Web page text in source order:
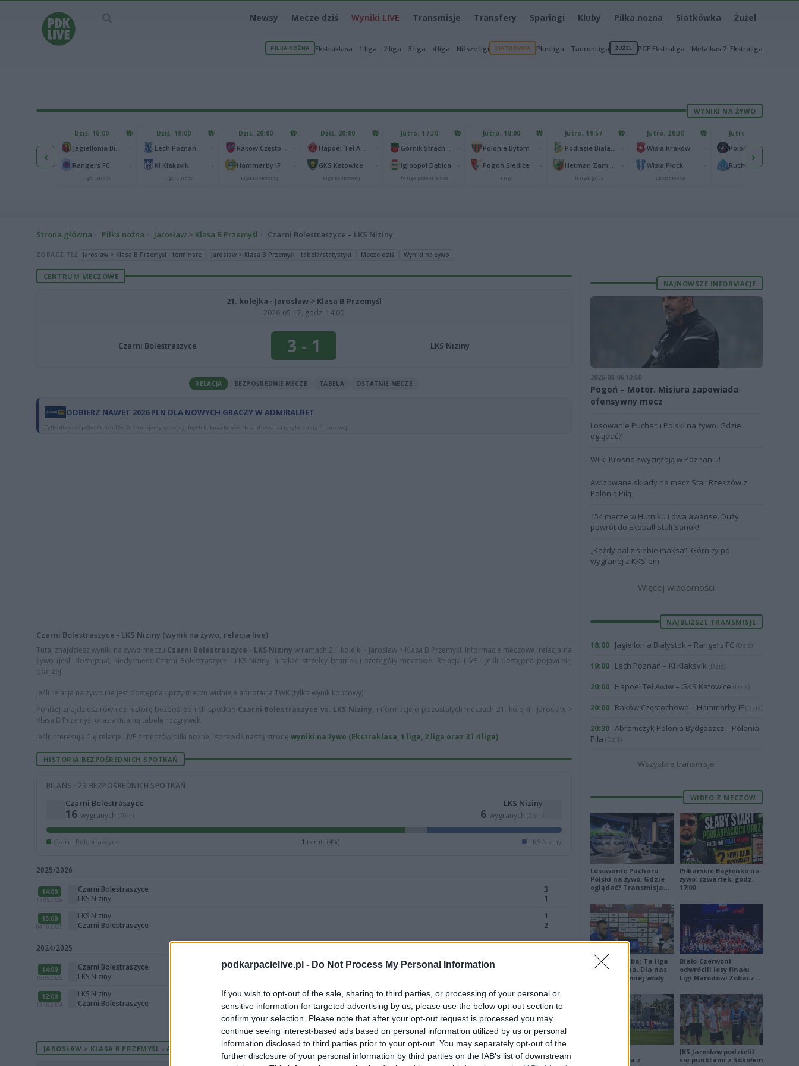
podkarpacielive.pl - Do Not Process My Personal Information
If you wish to opt-out of the sale, sharing to third parties, or processing of your personal or
sensitive information for targeted advertising by us, please use the below opt-out section to
confirm your selection. Please note that after your opt-out request is processed you may
continue seeing interest-based ads based on personal information utilized by us or personal
information disclosed to third parties prior to your opt-out. You may separately opt-out of the
further disclosure of your personal information by third parties on the IAB’s list of downstream
Newsy Mecze dziś Wyniki LIVE Transmisje Transfery Sparingi Kluby Piłka nożna Siatkówka Żużel
PIŁKA NOŻNA Ekstraklasa 1 liga 2 liga 3 liga 4 liga Niższe ligi SIATKÓWKA PlusLiga TauronLiga ŻUŻEL PGE Ekstraliga Metalkas 2. Ekstraliga
WYNIKI NA ŻYWO
‹
Ferencvaros Budapeszt 1
Zabrze 0
Dziś, 18:00
Rangers FC
Liga Europy
Dziś, 19:00
Lech Poznań
KI Klaksvik
Liga Europy
Dziś, 20:00
Hammarby IF
Liga Konferencji
Dziś, 20:00
GKS Katowice
Liga Konferencji
Jutro, 17:30
Igloopol Dębica
IV liga podkarpacka
Jutro, 18:00
Polonia Bytom
Pogoń Siedlce
I liga
Jutro, 19:57
III liga, gr. IV
Jutro, 20:30
Wisła Kraków
Wisła Płock
Ekstraklasa
Jutro, 20:30
Ruch Chorzów
›
Strona główna Piłka nożna Jarosław > Klasa B Przemyśl Czarni Bolestraszyce – LKS Niziny
ZOBACZ TEŻ Jarosław > Klasa B Przemyśl - terminarz Jarosław > Klasa B Przemyśl - tabela/statystyki Mecze dziś Wyniki na żywo
CENTRUM MECZOWE
21. kolejka - Jarosław > Klasa B Przemyśl
2026-05-17, godz. 14:00
Czarni Bolestraszyce 3 - 1 LKS Niziny
RELACJA BEZPOŚREDNIE MECZE TABELA OSTATNIE MECZE
ODBIERZ NAWET 2026 PLN DLA NOWYCH GRACZY W ADMIRALBET
Tylko dla osób pełnoletnich 18+. Reklamujemy tylko legalnych bukmacherów. Hazard stwarza ryzyko straty finansowej.
Czarni Bolestraszyce - LKS Niziny (wynik na żywo, relacja live)
Tutaj znajdziesz wyniki na żywo meczu Czarni Bolestraszyce - LKS Niziny w ramach 21. kolejki - Jarosław > Klasa B Przemyśl. Informacje meczowe, relacja na
żywo (jeśli dostępna), kiedy mecz Czarni Bolestraszyce - LKS Niziny, a także strzelcy bramek i szczegóły meczowe. Relacja LIVE - jeśli dostępna pojawi się
poniżej.
Jeśli relacja na żywo nie jest dostępna - przy meczu widnieje adnotacja TWK (tylko wynik końcowy)
Poniżej znajdziesz również historę bezpośrednich spotkań Czarni Bolestraszyce vs. LKS Niziny, informacje o pozostałych meczach 21. kolejki - Jarosław >
Klasa B Przemyśl oraz aktualną tabelę rozgrywek.
Jeśli interesują Cię relacje LIVE z meczów piłki nożnej, sprawdź naszą stronę wyniki na żywo (Ekstraklasa, 1 liga, 2 liga oraz 3 i 4 liga).
HISTORIA BEZPOŚREDNICH SPOTKAŃ
BILANS · 23 BEZPOŚREDNICH SPOTKAŃ
Czarni Bolestraszyce
16 wygranych (70%)
LKS Niziny
6 wygranych (26%)
Czarni Bolestraszyce 1 remis (4%) LKS Niziny
2025/2026
14:00
17.05.2026
Czarni Bolestraszyce
LKS Niziny
3
1
15:00
04.10.2025
LKS Niziny
Czarni Bolestraszyce
1
2
2024/2025
14:00
18.05.2025
Czarni Bolestraszyce
LKS Niziny
12:00
13.10.2024
LKS Niziny
Czarni Bolestraszyce
3
1
ZOBACZ WIĘCEJ (19)
JAROSŁAW > KLASA B PRZEMYŚL - AKTUALNA TABELA
NAJNOWSZE INFORMACJE
2026-08-06 13:50
Pogoń – Motor. Misiura zapowiada
ofensywny mecz
Losowanie Pucharu Polski na żywo. Gdzie
oglądać?
Wilki Krosno zwyciężają w Poznaniu!
Awizowane składy na mecz Stali Rzeszów z
Polonią Piłą
154 mecze w Hutniku i dwa awanse. Duży
powrót do Ekoball Stali Sanok!
„Każdy dał z siebie maksa”. Górnicy po
wygranej z KKS-em
Więcej wiadomości
NAJBLIŻSZE TRANSMISJE
18:00 Jagiellonia Białystok – Rangers FC (Dziś)
19:00 Lech Poznań – KI Klaksvik (Dziś)
20:00 Hapoel Tel Awiw – GKS Katowice (Dziś)
20:00 Raków Częstochowa – Hammarby IF (Dziś)
20:30 Abramczyk Polonia Bydgoszcz – Polonia
Piła (Dziś)
Wszystkie transmisje
WIDEO Z MECZÓW
Losowanie Pucharu
Polski na żywo. Gdzie
oglądać? Transmisja
Piłkarskie Bagienko na
żywo: czwartek, godz.
17:00
Damian Skiba: Ta liga
jest brutalna. Dla nas
to kubeł zimnej wody
Biało-Czerwoni
odwrócili losy finału
Ligi Narodów! Zobacz
zremisowała z
JKS Jarosław podzielił
się punktami z Sokołem